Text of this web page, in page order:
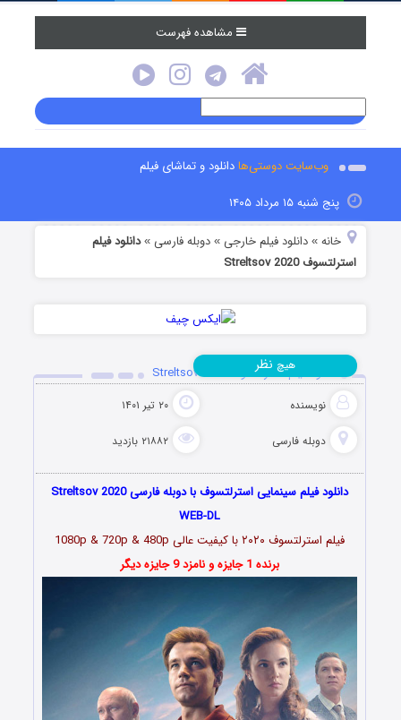
مشاهده فهرست
وب‌سایت دوستی‌هادانلود و تماشای فیلم
پنج شنبه ۱۵ مرداد ۱۴۰۵
خانه »دانلود فیلم خارجی »دوبله فارسی »دانلود فیلم
استرلتسوف Streltsov 2020
دانلود فیلم استرلتسوف Streltsov 2020
نویسنده ۲۰ تیر ۱۴۰۱
دوبله فارسی ۲۱۸۸۲ بازدید
هیچ نظر
دانلود فیلم سینمایی استرلتسوف با دوبله فارسی Streltsov 2020
WEB-DL
فیلم استرلتسوف ۲۰۲۰ با کیفیت عالی 1080p & 720p & 480p
برنده 1 جایزه و نامزد 9 جایزه دیگر